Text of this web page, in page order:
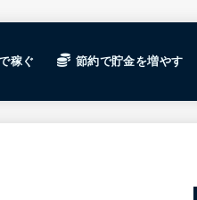
稼ぐ 節約で貯金を増やす